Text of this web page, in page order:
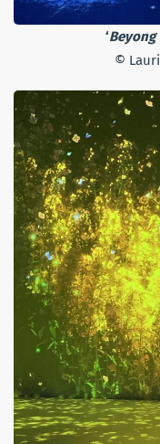
‘Beyong
©